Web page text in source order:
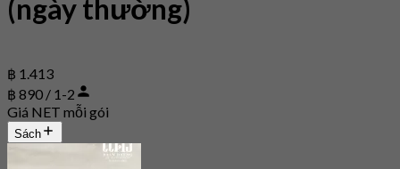
(ngày thường)
฿ 1.413
฿ 890 / 1-2
Giá NET mỗi gói
Sách